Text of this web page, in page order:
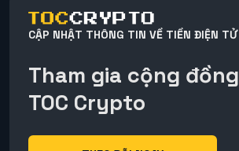
CẬP NHẬT THÔNG TIN VỀ TIỀN ĐIỆN TỬ
Tham gia cộng đồng
TOC Crypto